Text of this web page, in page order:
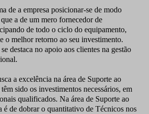
de a empresa posicionar-se de modo
a de um mero fornecedor de
de todo o ciclo do equipamento,
o melhor retorno ao seu investimento.
destaca no apoio aos clientes na gestão
a excelência na área de Suporte ao
sido os investimentos necessários, em
qualificados. Na área de Suporte ao
é de dobrar o quantitativo de Técnicos nos